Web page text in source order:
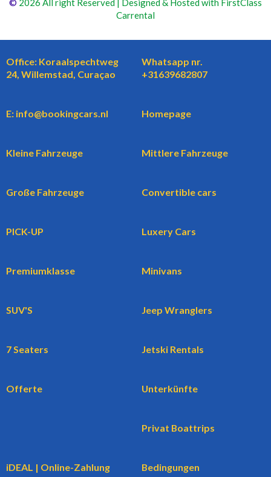
© 2026 All right Reserved | Designed & Hosted with FirstClass
Carrental
Office: Koraalspechtweg
24, Willemstad, Curaçao
Whatsapp nr.
+31639682807
E: info@bookingcars.nl Homepage
Kleine Fahrzeuge Mittlere Fahrzeuge
Große Fahrzeuge Convertible cars
PICK-UP Luxery Cars
Premiumklasse Minivans
SUV'S Jeep Wranglers
7 Seaters Jetski Rentals
Offerte Unterkünfte
Privat Boattrips
iDEAL | Online-Zahlung Bedingungen